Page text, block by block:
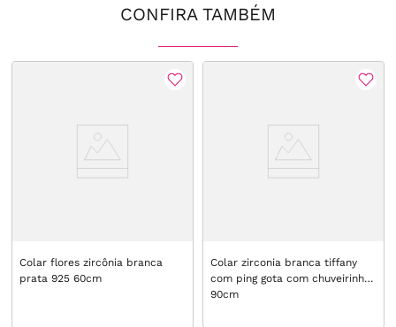
CONFIRA TAMBÉM
Colar flores zircônia branca
prata 925 60cm
Colar zirconia branca tiffany
com ping gota com chuveirinho
90cm